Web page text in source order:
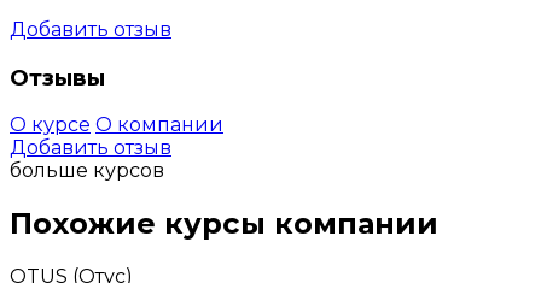
Добавить отзыв
Отзывы
О курсе О компании
Добавить отзыв
больше курсов
Похожие курсы компании
OTUS (Отус)